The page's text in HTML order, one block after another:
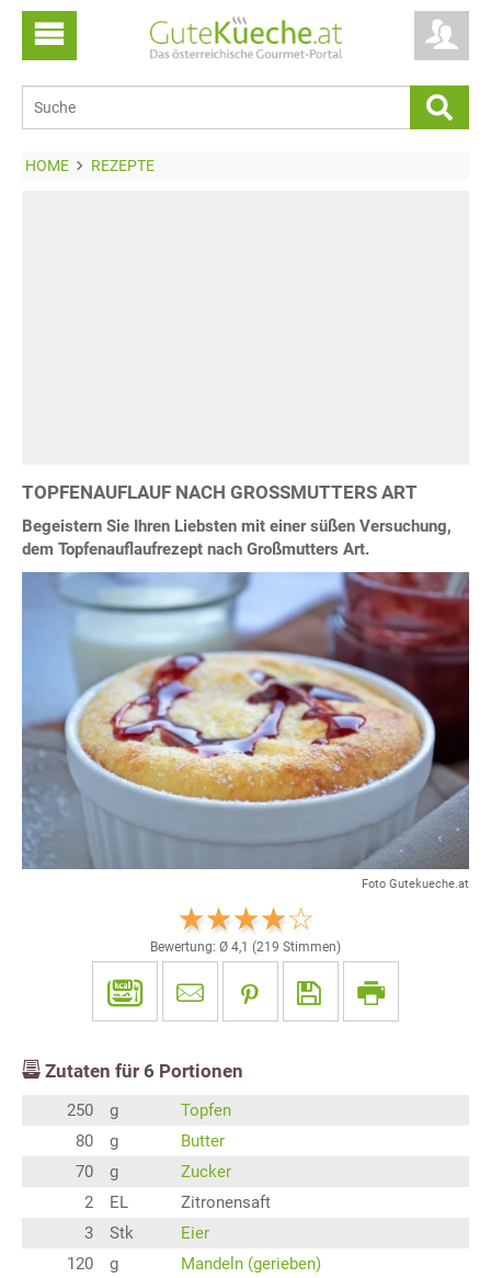
HOME REZEPTE
TOPFENAUFLAUF NACH GROSSMUTTERS ART
Begeistern Sie Ihren Liebsten mit einer süßen Versuchung,
dem Topfenauflaufrezept nach Großmutters Art.
Foto Gutekueche.at
Bewertung: Ø 4,1 (219 Stimmen)
Zutaten für 6 Portionen
250 g
Topfen
80
g
Butter
70
g
Zucker
2
EL
Zitronensaft
3
Stk
Eier
120
g
Mandeln (gerieben)